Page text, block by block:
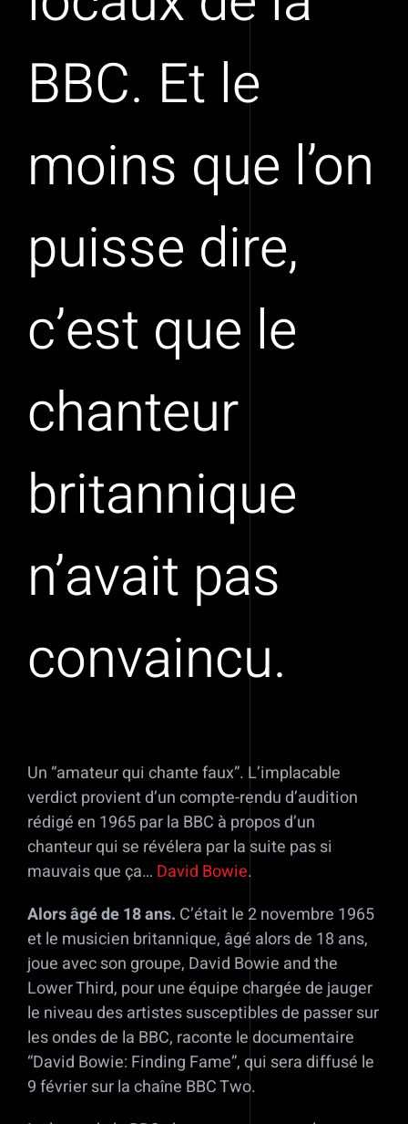
BBC. Et le
moins que l’on
puisse dire,
c’est que le
chanteur
britannique
n’avait pas
convaincu.
Un “amateur qui chante faux”. L’implacable
verdict provient d’un compte-rendu d’audition
rédigé en 1965 par la BBC à propos d’un
chanteur qui se révélera par la suite pas si
mauvais que ça… David Bowie.
Alors âgé de 18 ans. C’était le 2 novembre 1965
et le musicien britannique, âgé alors de 18 ans,
joue avec son groupe, David Bowie and the
Lower Third, pour une équipe chargée de jauger
le niveau des artistes susceptibles de passer sur
les ondes de la BBC, raconte le documentaire
“David Bowie: Finding Fame”, qui sera diffusé le
9 février sur la chaîne BBC Two.